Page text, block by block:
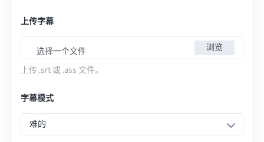
上传字幕
选择一个文件 浏览
上传 .srt 或 .ass 文件。
字幕模式
难的